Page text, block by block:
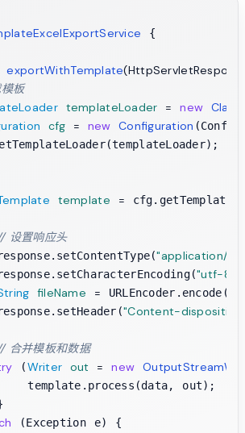
{
exportWithTemplate
板
templateLoader = new
cfg = new Configuration
template = cfg.getTemplate(
设置响应头
"application/
"utf-8"
fileName = URLEncoder.encode(
"Content-disposition"
合并模板和数据
(Writer out = new
template.process(data, out);
(Exception e) {